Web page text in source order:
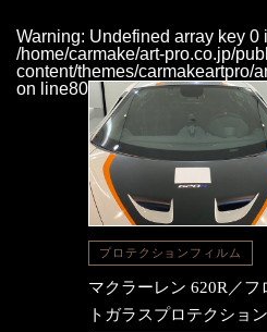
Warning: Undefined array key 0
/home/carmake/art-pro.co.jp/
content/themes/carmakeartpro/
on line80
プロテクションフィルム
マクラーレン 620R／フ
トガラスプロテクショ